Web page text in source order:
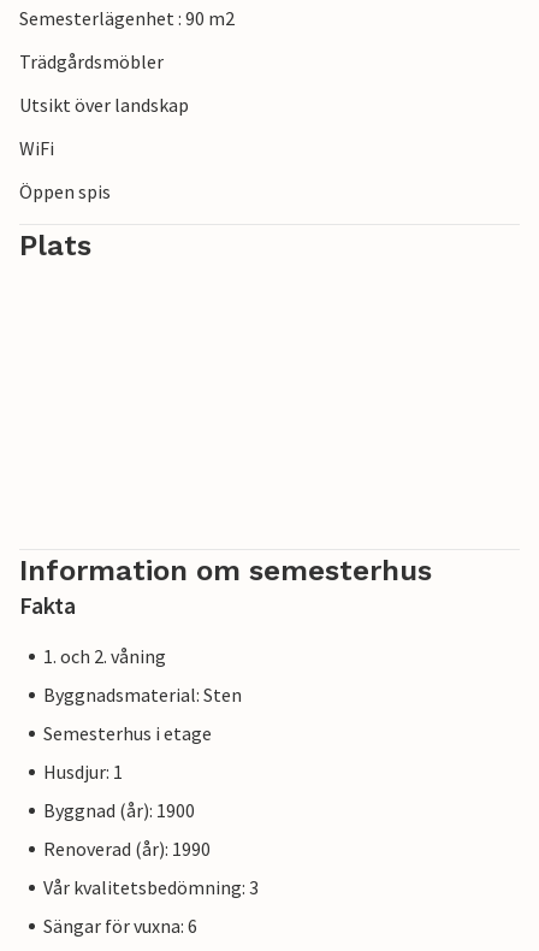
Semesterlägenhet : 90 m2
Trädgårdsmöbler
Utsikt över landskap
WiFi
Öppen spis
Plats
Information om semesterhus
Fakta
1. och 2. våning
Byggnadsmaterial: Sten
Semesterhus i etage
Husdjur: 1
Byggnad (år): 1900
Renoverad (år): 1990
Vår kvalitetsbedömning: 3
Sängar för vuxna: 6